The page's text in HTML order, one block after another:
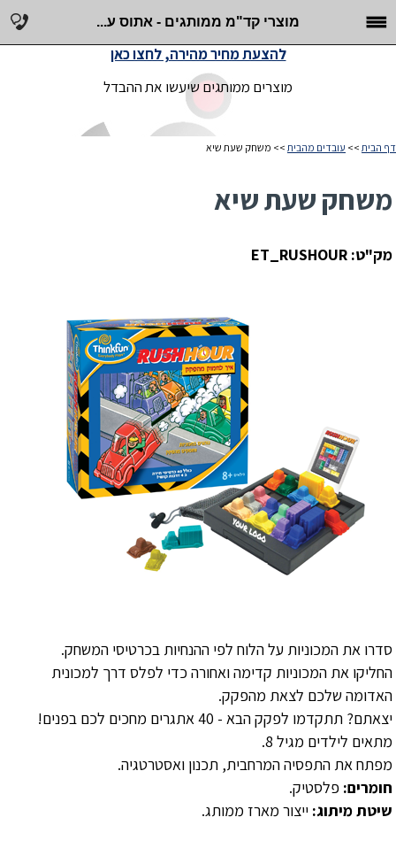
מוצרי קד"מ ממותגים - אתוס ע...
מוצרים ממותגים שיעשו את ההבדל
להצעת מחיר מהירה, לחצו כאן
דף הבית >> עובדים מהבית >> משחק שעת שיא
משחק שעת שיא
מק"ט: ET_RUSHOUR
סדרו את המכוניות על הלוח לפי ההנחיות בכרטיסי המשחק.
החליקו את המכוניות קדימה ואחורה כדי לפלס דרך למכונית
האדומה שלכם לצאת מהפקק.
יצאתם? תתקדמו לפקק הבא - 40 אתגרים מחכים לכם בפנים!
מתאים לילדים מגיל 8.
מפתח את התפסיה המרחבית, תכנון ואסטרטגיה.
חומרים: פלסטיק.
שיטת מיתוג: ייצור מארז ממותג.